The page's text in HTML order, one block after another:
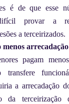
é de que esse
provar a
a terceirizados.
pagam
transfere
a arrecadação
da terceirização